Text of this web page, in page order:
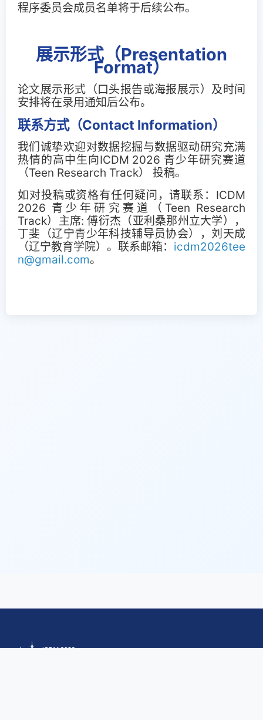
程序委员会成员名单将于后续公布。
展示形式（Presentation
Format）
论文展示形式（口头报告或海报展示）及时间
安排将在录用通知后公布。
联系方式（Contact Information）
我们诚挚欢迎对数据挖掘与数据驱动研究充满
热情的高中生向ICDM 2026 青少年研究赛道
（Teen Research Track） 投稿。
如对投稿或资格有任何疑问，请联系： ICDM
2026 青少年研究赛道（Teen Research
Track）主席: 傅衍杰（亚利桑那州立大学），
丁斐（辽宁青少年科技辅导员协会），刘天成
（辽宁教育学院）。联系邮箱： icdm2026tee
n@gmail.com。